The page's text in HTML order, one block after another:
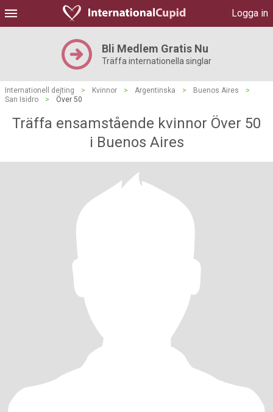
Logga in
Bli Medlem Gratis Nu
Träffa internationella singlar
Internationell dejting > Kvinnor > Argentinska > Buenos Aires
>
San Isidro
> Över 50
Träffa ensamstående kvinnor Över 50
i Buenos Aires